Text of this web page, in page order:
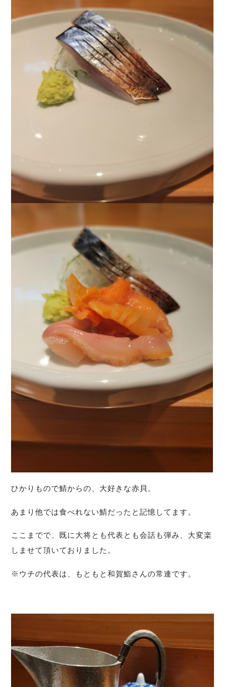
ひかりもので鯖からの、大好きな赤貝。
あまり他では食べれない鯖だったと記憶してます。
ここまでで、既に大将とも代表とも会話も弾み、大変楽
しませて頂いておりました。
※ウチの代表は、もともと和賀鮨さんの常連です。